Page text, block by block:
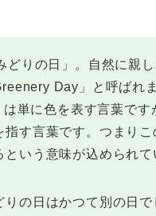
どりの日」。自然に親
Day」と呼ばれ
単に色を表す言葉で
指す言葉です。つまり
いう意味が込められて
りの日はかつて別の日